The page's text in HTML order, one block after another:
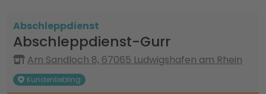
Abschleppdienst
Abschleppdienst-Gurr
Am Sandloch 8, 67065 Ludwigshafen am Rhein
Kundenliebling